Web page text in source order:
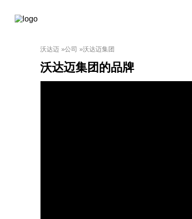
沃达迈 »公司 »沃达迈集团
沃达迈集团的品牌